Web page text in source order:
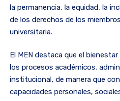
la permanencia, la equidad, la
de los derechos de los
universitaria.
El MEN destaca que el
los procesos académicos,
institucional, de manera que
capacidades personales,